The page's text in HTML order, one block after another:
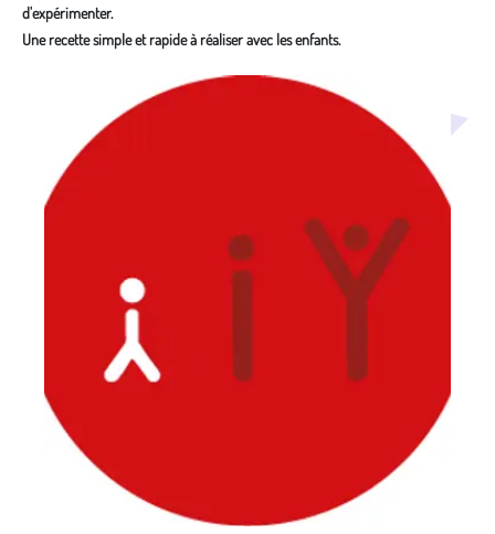
d'expérimenter.
Une recette simple et rapide à réaliser avec les enfants.